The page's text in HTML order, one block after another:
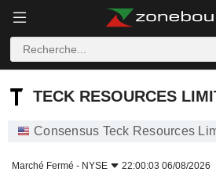
TECK RESOURCES LIMITED
TECK RESOURCES
Consensus Teck Resources
Marché Fermé - NYSE 22:00:03 06/08/2026